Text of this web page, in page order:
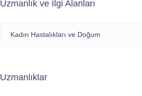
Uzmanlık ve İlgi Alanları
Kadın Hastalıkları ve Doğum
Uzmanlıklar